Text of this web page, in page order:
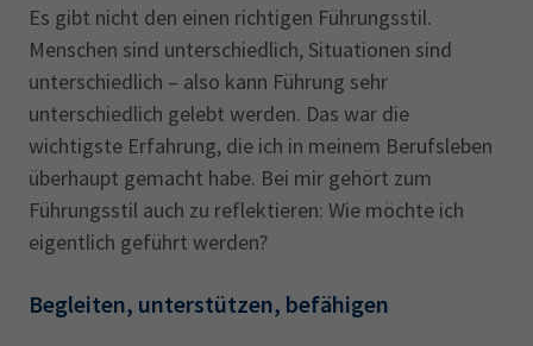
Es gibt nicht den einen richtigen Führungsstil.
Menschen sind unterschiedlich, Situationen sind
unterschiedlich – also kann Führung sehr
unterschiedlich gelebt werden. Das war die
wichtigste Erfahrung, die ich in meinem Berufsleben
überhaupt gemacht habe. Bei mir gehört zum
Führungsstil auch zu reflektieren: Wie möchte ich
eigentlich geführt werden?
Begleiten, unterstützen, befähigen